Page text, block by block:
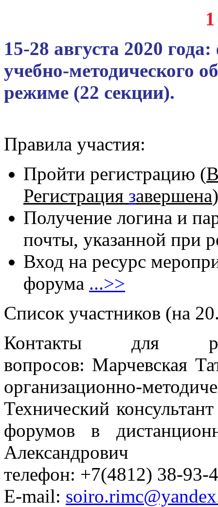
15-28 августа 2020 года:
учебно-методического
режиме (22 секции).
Правила участия:
Пройти регистрацию (
Регистрация завершена)
Получение логина и
почты, указанной при
Вход на ресурс
форума ...>>
Список участников (на
Контакты для
вопросов: Марчевская
организационно-
Технический
форумов в
Александрович
телефон: +7(4812) 38-93-
E-mail: